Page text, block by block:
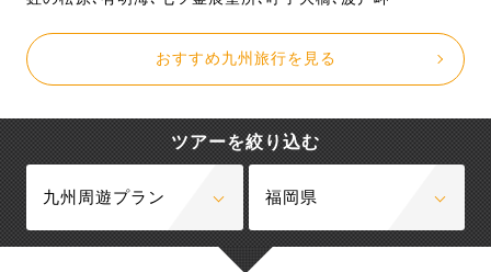
おすすめ九州旅行を見る
ツアーを絞り込む
九州周遊プラン 福岡県